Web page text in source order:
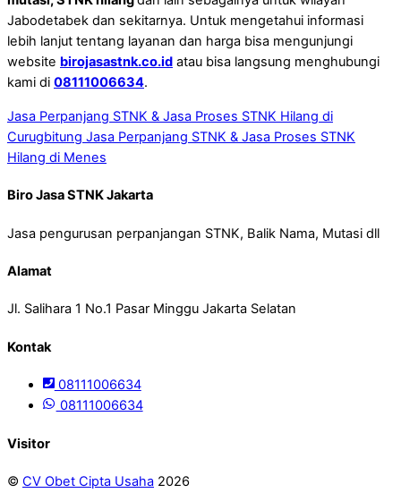
Jabodetabek dan sekitarnya. Untuk mengetahui informasi
lebih lanjut tentang layanan dan harga bisa mengunjungi
website birojasastnk.co.id atau bisa langsung menghubungi
kami di 08111006634.
Jasa Perpanjang STNK & Jasa Proses STNK Hilang di
Curugbitung Jasa Perpanjang STNK & Jasa Proses STNK
Hilang di Menes
Biro Jasa STNK Jakarta
Jasa pengurusan perpanjangan STNK, Balik Nama, Mutasi dll
Alamat
Jl. Salihara 1 No.1 Pasar Minggu Jakarta Selatan
Kontak
08111006634
08111006634
Visitor
© CV Obet Cipta Usaha 2026